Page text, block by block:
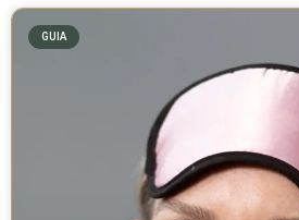
GUIA